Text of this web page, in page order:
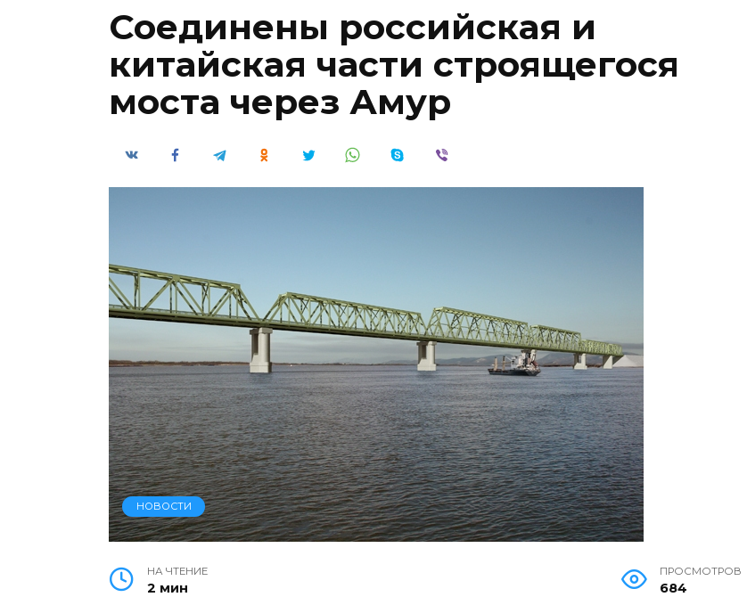
Соединены российская и
китайская части строящегося
моста через Амур
НОВОСТИ
НА ЧТЕНИЕ
2 мин
ПРОСМОТРОВ
684